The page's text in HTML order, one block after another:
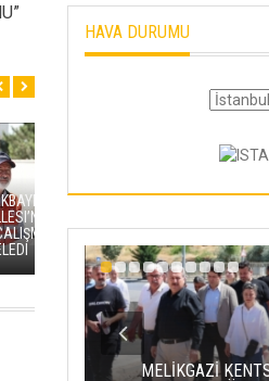
HAVA DURUMU
MELİKGAZİ